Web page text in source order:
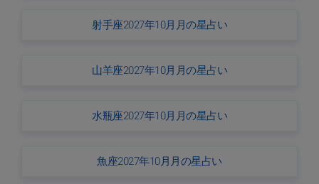
射手座2027年10月月の星占い
山羊座2027年10月月の星占い
水瓶座2027年10月月の星占い
魚座2027年10月月の星占い